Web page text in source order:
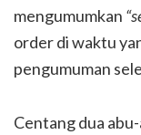
mengumumkan
order di waktu
pengumuman
Centang dua